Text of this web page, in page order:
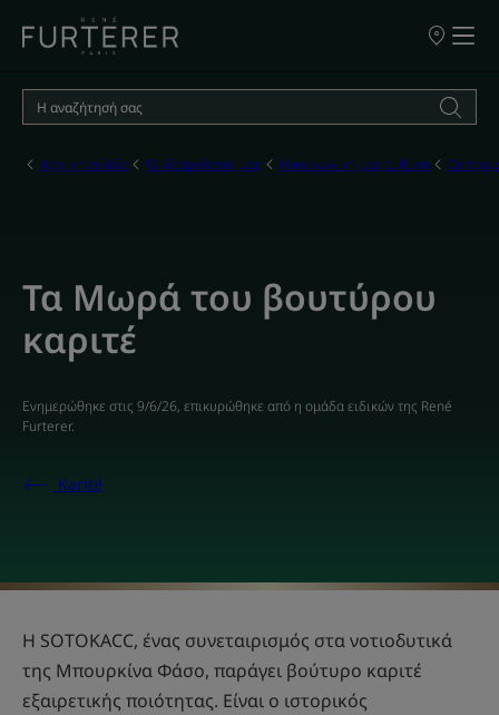
ΣΗΜΕΙΑ
ΜΑΣ
Αρχική σελίδα Οι δεσμεύσεις μας Η κοινωνική μας ευθύνη Οι
Τα Μωρά του βουτύρου
καριτέ
Ενημερώθηκε στις 9/6/26, επικυρώθηκε από η ομάδα ειδικών της René
Furterer.
Karité
Η SOTOKACC, ένας συνεταιρισμός στα νοτιοδυτικά
της Μπουρκίνα Φάσο, παράγει βούτυρο καριτέ
εξαιρετικής ποιότητας. Είναι ο ιστορικός